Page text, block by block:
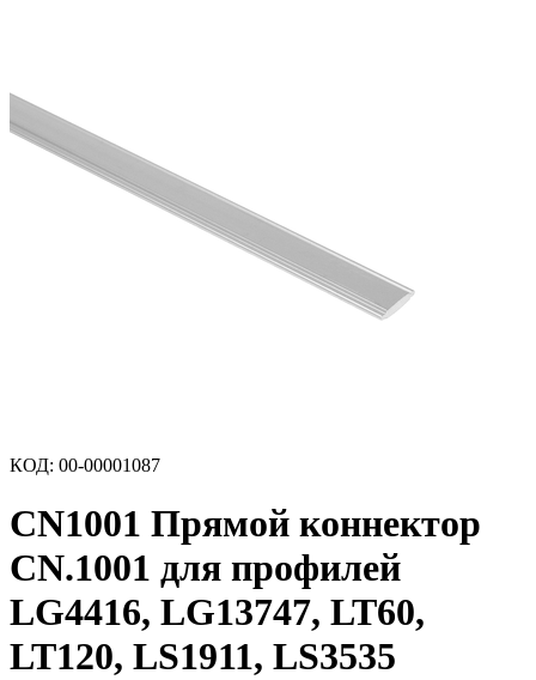
КОД: 00-00001087
CN1001 Прямой коннектор
CN.1001 для профилей
LG4416, LG13747, LT60,
LT120, LS1911, LS3535